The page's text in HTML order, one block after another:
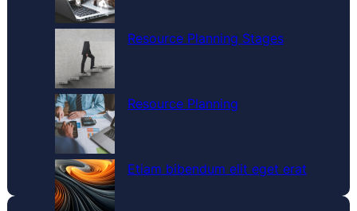
Resource Planning Stages
Resource Planning
Etiam bibendum elit eget erat